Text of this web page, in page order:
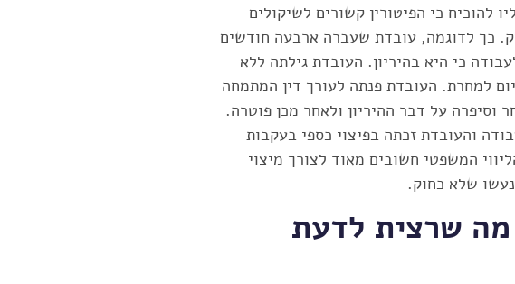
כי הפיטורין קשורים לשיקולים
כך לדוגמה, עובדת שעברה ארבעה חודשים
כי היא בהיריון. העובדת גילתה ללא
למחרת. העובדת פנתה לעורך דין המתמחה
וסיפרה על דבר ההיריון ולאחר מכן פוטרה.
והעובדת זכתה בפיצוי כספי בעקבות
המשפטי חשובים מאוד לצורך מיצוי
שלא כחוק.
שרצית לדעת